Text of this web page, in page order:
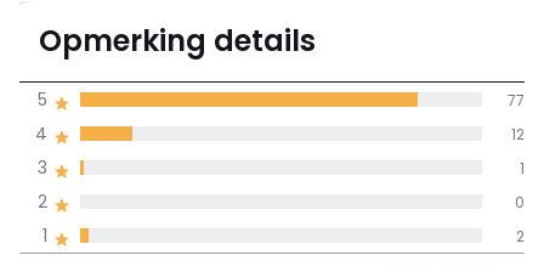
4,8
gemiddelde bereikt
door alle landen
100% gecertificeerde beoordelingen,
4 12
5 4,6
Opmerking details
1 2
2 0
3 1
4 12
5 77